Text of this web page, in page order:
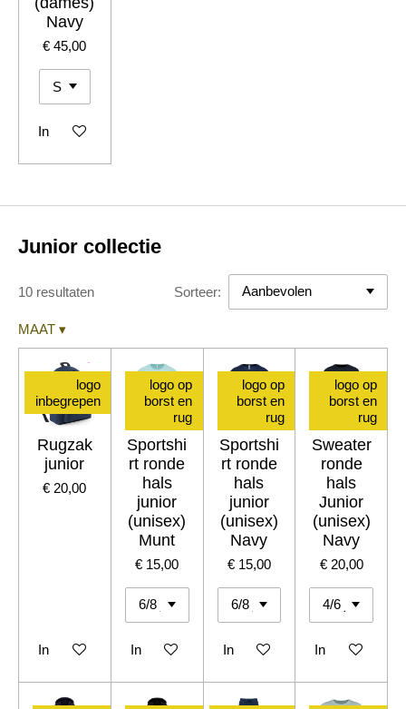
Navy
€ 45,00
In winkelwagen
Junior collectie
10 resultaten Sorteer:
MAAT ▾
logo
inbegrepen
Rugzak
junior
€ 20,00
In winkelwagen
logo op
borst en
rug
Sportshi
rt ronde
hals
junior
(unisex)
Munt
€ 15,00
In winkelwagen
logo op
borst en
rug
Sportshi
rt ronde
hals
junior
(unisex)
Navy
€ 15,00
In winkelwagen
logo op
borst en
rug
Sweater
ronde
hals
Junior
(unisex)
Navy
€ 20,00
In winkelwagen